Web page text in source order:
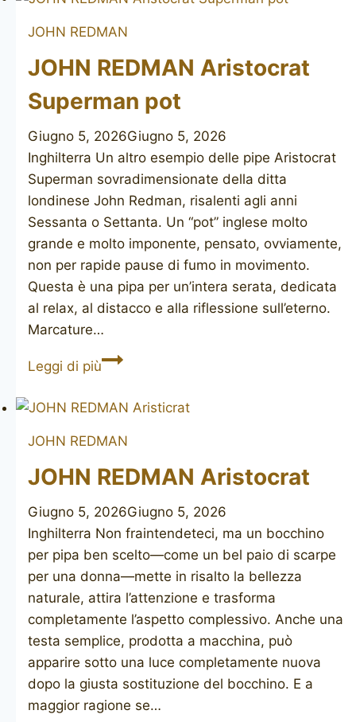
JOHN REDMAN
JOHN REDMAN Aristocrat
Superman pot
Giugno 5, 2026Giugno 5, 2026
Inghilterra Un altro esempio delle pipe Aristocrat
Superman sovradimensionate della ditta
londinese John Redman, risalenti agli anni
Sessanta o Settanta. Un “pot” inglese molto
grande e molto imponente, pensato, ovviamente,
non per rapide pause di fumo in movimento.
Questa è una pipa per un’intera serata, dedicata
al relax, al distacco e alla riflessione sull’eterno.
Marcature…
Leggi di piùJOHN
Aristocrat
pot
JOHN REDMAN
JOHN REDMAN Aristocrat
Giugno 5, 2026Giugno 5, 2026
Inghilterra Non fraintendeteci, ma un bocchino
per pipa ben scelto—come un bel paio di scarpe
per una donna—mette in risalto la bellezza
naturale, attira l’attenzione e trasforma
completamente l’aspetto complessivo. Anche una
testa semplice, prodotta a macchina, può
apparire sotto una luce completamente nuova
dopo la giusta sostituzione del bocchino. E a
maggior ragione se…